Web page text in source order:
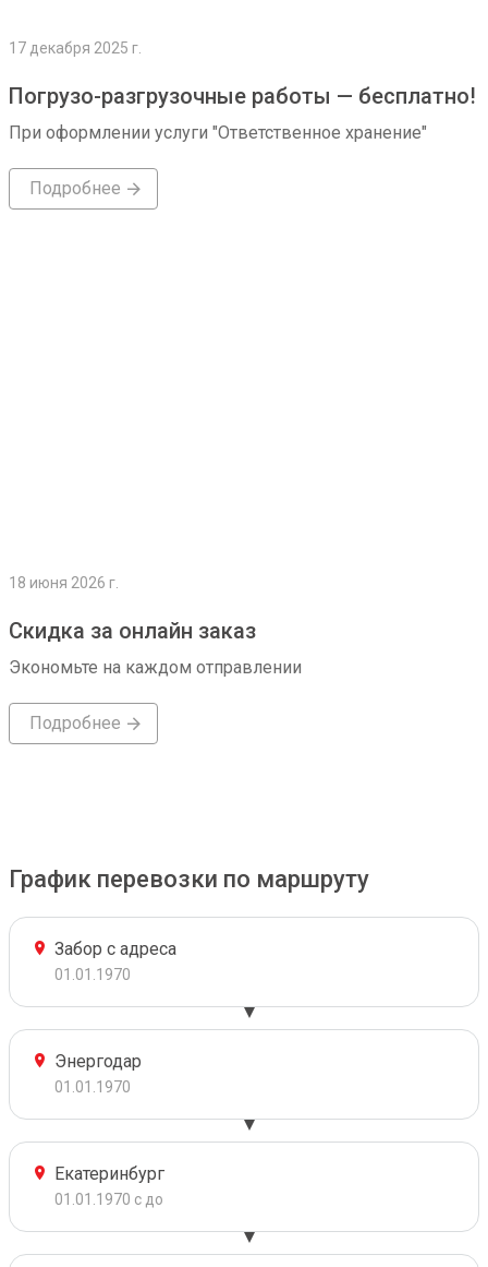
17 декабря 2025 г.
Погрузо-разгрузочные работы — бесплатно!
При оформлении услуги "Ответственное хранение"
Подробнее
18 июня 2026 г.
Скидка за онлайн заказ
Экономьте на каждом отправлении
Подробнее
График перевозки по маршруту
Забор с адреса
01.01.1970
Энергодар
01.01.1970
Екатеринбург
01.01.1970 с до